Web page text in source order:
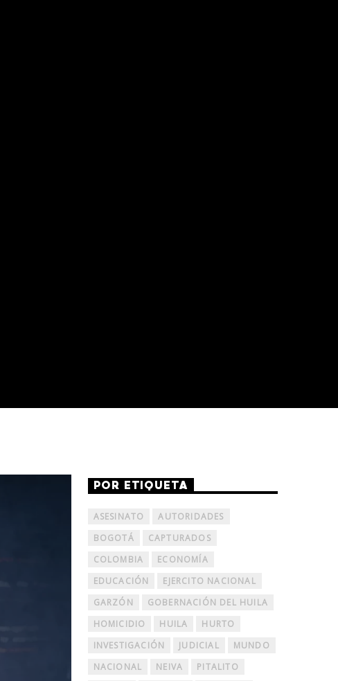
POR ETIQUETA
ASESINATO
AUTORIDADES
BOGOTÁ
CAPTURADOS
COLOMBIA
ECONOMÍA
EDUCACIÓN
EJERCITO NACIONAL
GARZÓN
GOBERNACIÓN DEL HUILA
HOMICIDIO
HUILA
HURTO
INVESTIGACIÓN
JUDICIAL
MUNDO
NACIONAL
NEIVA
PITALITO